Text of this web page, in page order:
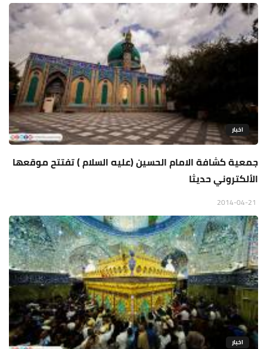
اخبار
جمعية كشافة الامام الحسين (عليه السلام ) تفتتح موقعها
الألكتروني حديثا
اخبار